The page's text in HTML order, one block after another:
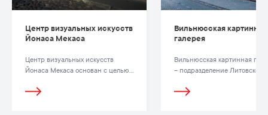
Центр визуальных искусств
Йонаса Мекаса
Центр визуальных искусств
Йонаса Мекаса основан с целью
интеллектуального,
Вильнюсская картинная
галерея
Вильнюсская картинная
– подразделение Литовского
находящееся в Вильнюсе.